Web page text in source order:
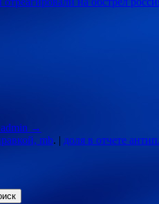
admin →
mb. | доля в отчете